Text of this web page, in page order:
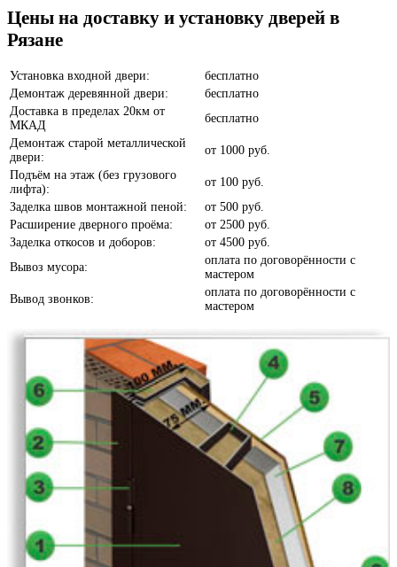
Белое дерево
Белый шелк
Бетон темный
Цены на доставку и установку дверей в
Рязане
Установка входной двери:
бесплатно
Демонтаж деревянной двери:
бесплатно
Доставка в пределах 20км от
МКАД
бесплатно
Демонтаж старой металлической
двери:
от 1000 руб.
Подъём на этаж (без грузового
лифта):
от 100 руб.
Заделка швов монтажной пеной:
от 500 руб.
Расширение дверного проёма:
от 2500 руб.
Заделка откосов и доборов:
от 4500 руб.
Вывоз мусора:
оплата по договорённости с
мастером
Вывод звонков:
оплата по договорённости с
мастером